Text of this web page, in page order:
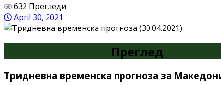
632 Прегледи
April 30, 2021
Преглед
Тридневна временска прогноза за